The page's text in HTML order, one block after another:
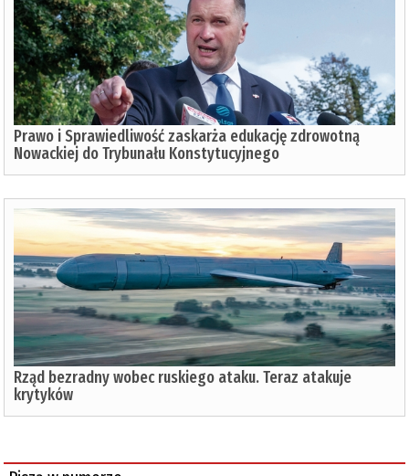
Prawo i Sprawiedliwość zaskarża edukację zdrowotną
Nowackiej do Trybunału Konstytucyjnego
Rząd bezradny wobec ruskiego ataku. Teraz atakuje
krytyków